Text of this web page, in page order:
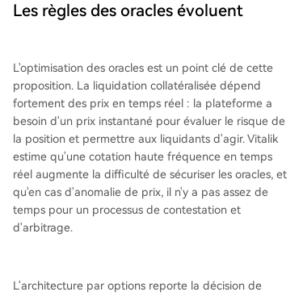
Les règles des oracles évoluent
L'optimisation des oracles est un point clé de cette
proposition. La liquidation collatéralisée dépend
fortement des prix en temps réel : la plateforme a
besoin d'un prix instantané pour évaluer le risque de
la position et permettre aux liquidants d'agir. Vitalik
estime qu'une cotation haute fréquence en temps
réel augmente la difficulté de sécuriser les oracles, et
qu'en cas d'anomalie de prix, il n'y a pas assez de
temps pour un processus de contestation et
d'arbitrage.
L'architecture par options reporte la décision de